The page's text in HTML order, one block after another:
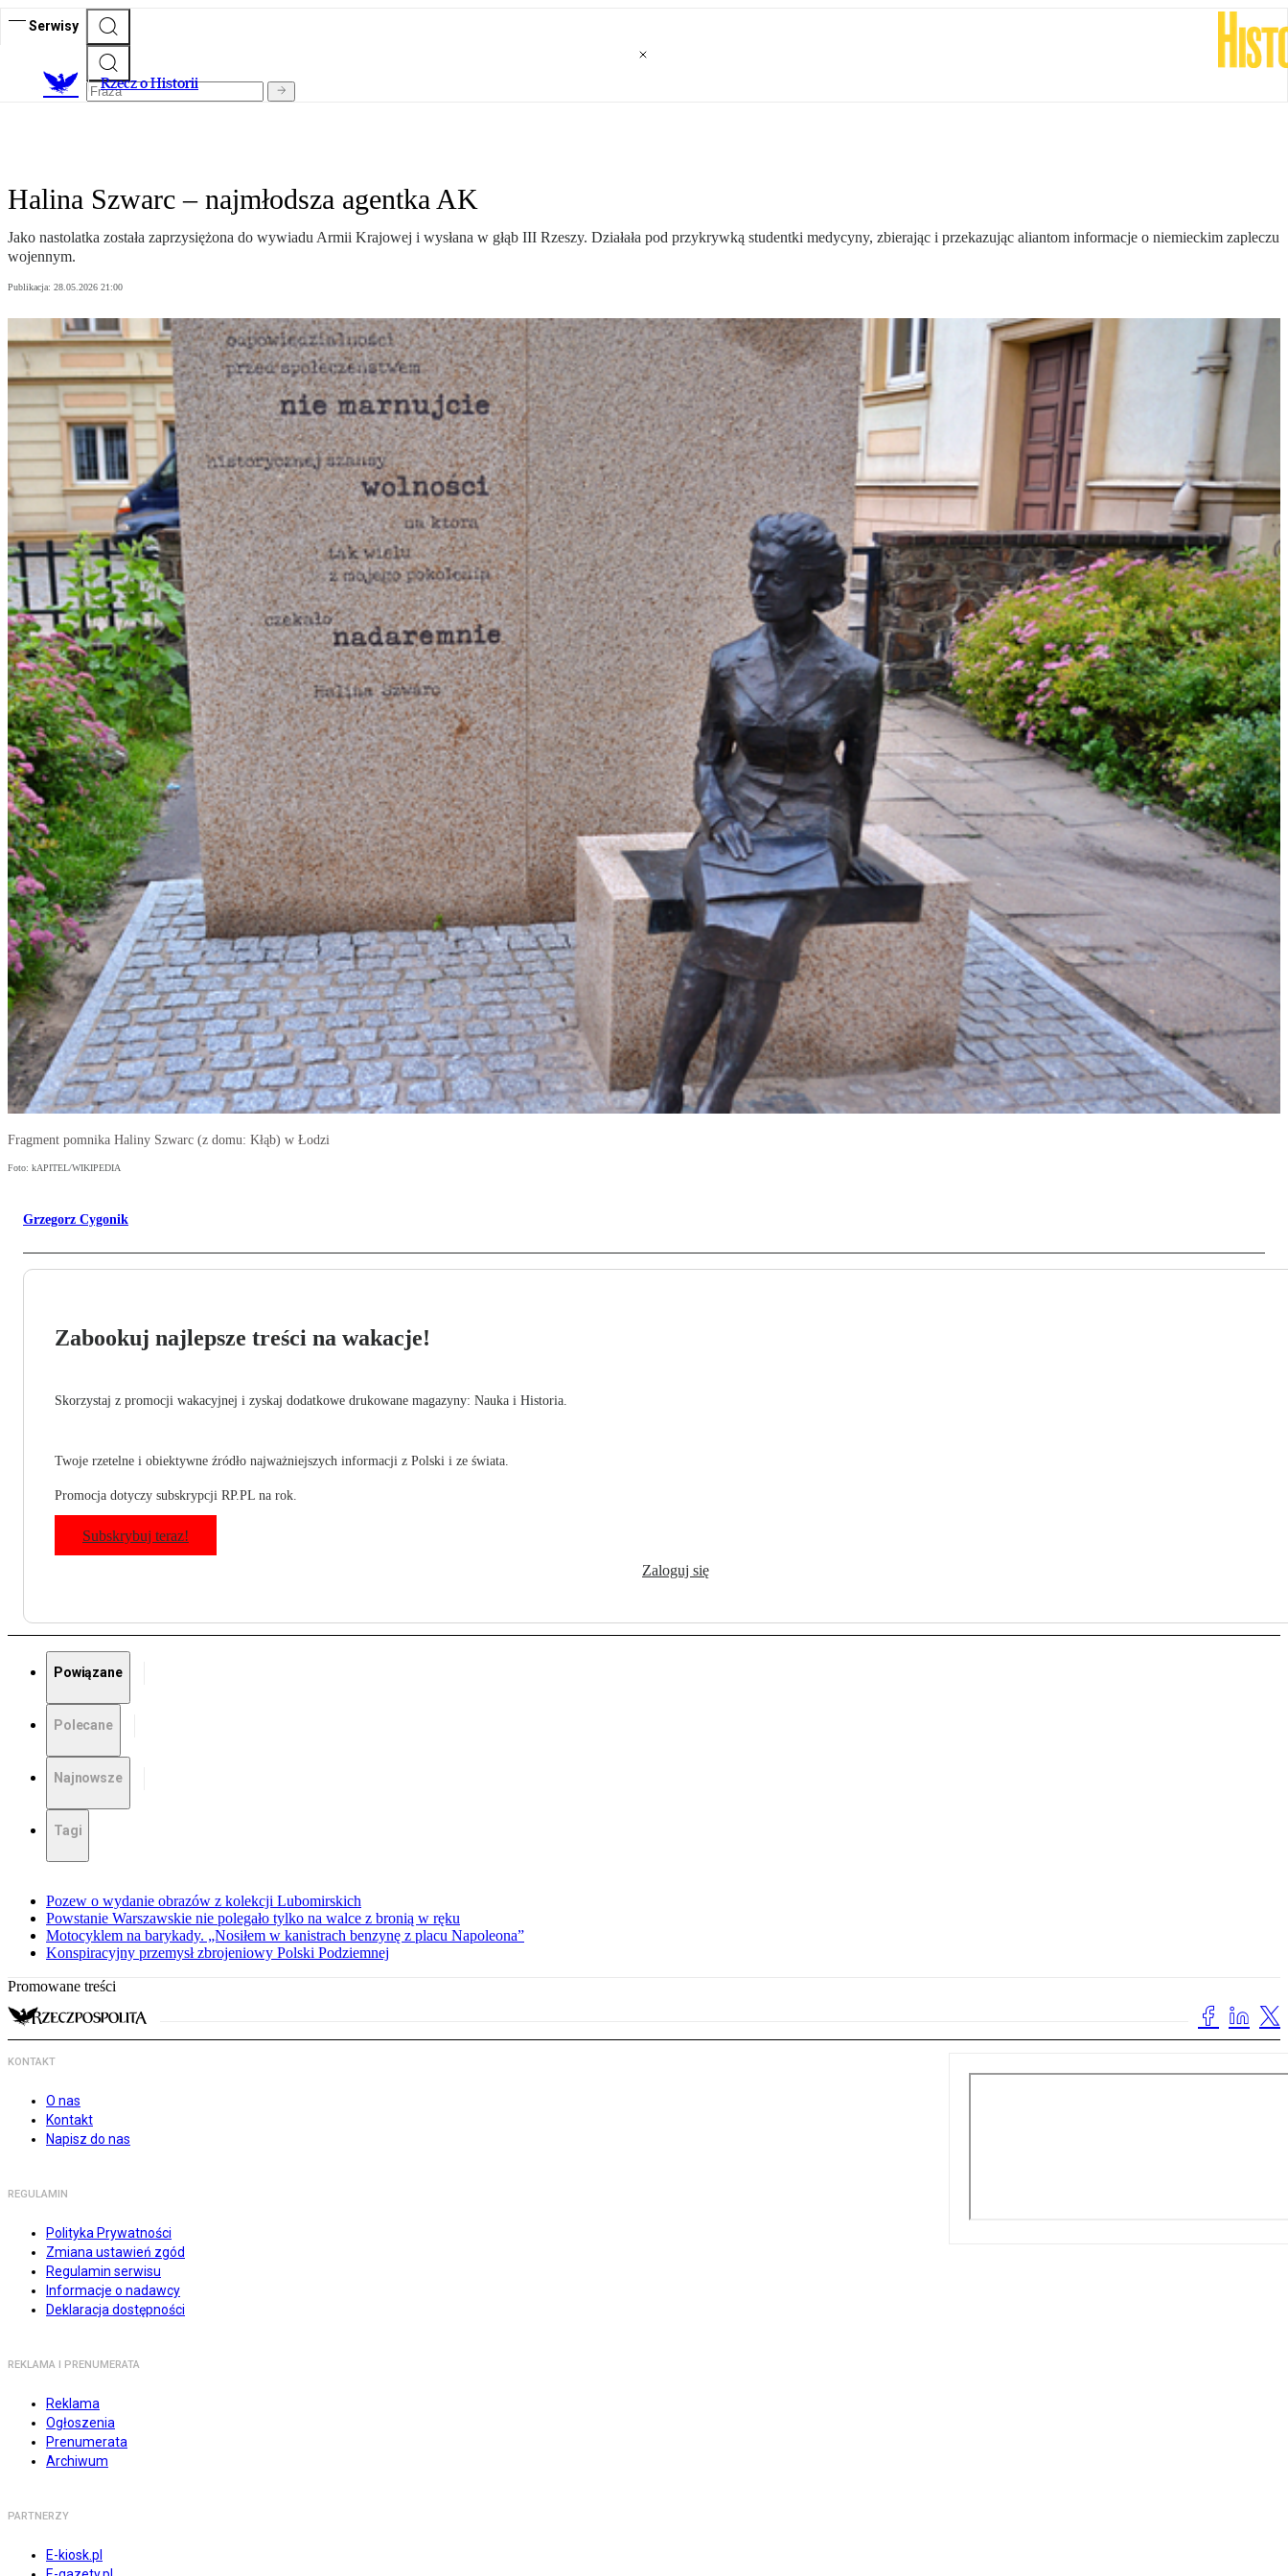
Serwisy
Rzecz o Historii
Halina Szwarc – najmłodsza agentka AK
Jako nastolatka została zaprzysiężona do wywiadu Armii Krajowej i wysłana w głąb III Rzeszy. Działała pod przykrywką studentki medycyny, zbierając i przekazując aliantom informacje o niemieckim zapleczu
wojennym.
Publikacja: 28.05.2026 21:00
Fragment pomnika Haliny Szwarc (z domu: Kłąb) w Łodzi
Foto: kAPITEL/WIKIPEDIA
Grzegorz Cygonik
Zabookuj najlepsze treści na wakacje!
Skorzystaj z promocji wakacyjnej i zyskaj dodatkowe drukowane magazyny: Nauka i Historia.
Twoje rzetelne i obiektywne źródło najważniejszych informacji z Polski i ze świata.
Promocja dotyczy subskrypcji RP.PL na rok.
Subskrybuj teraz!
Zaloguj się
Powiązane
Polecane
Najnowsze
Tagi
Pozew o wydanie obrazów z kolekcji Lubomirskich
Powstanie Warszawskie nie polegało tylko na walce z bronią w ręku
Motocyklem na barykady. „Nosiłem w kanistrach benzynę z placu Napoleona”
Konspiracyjny przemysł zbrojeniowy Polski Podziemnej
Promowane treści
KONTAKT
O nas
Kontakt
Napisz do nas
REGULAMIN
Polityka Prywatności
Zmiana ustawień zgód
Regulamin serwisu
Informacje o nadawcy
Deklaracja dostępności
REKLAMA I PRENUMERATA
Reklama
Ogłoszenia
Prenumerata
Archiwum
PARTNERZY
E-kiosk.pl